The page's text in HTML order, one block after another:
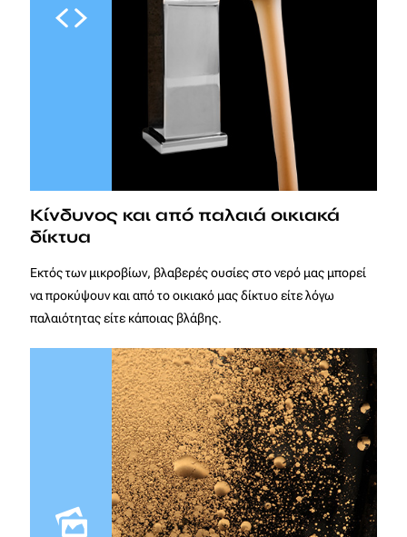
Κίνδυνος και από παλαιά οικιακά
δίκτυα
Εκτός των μικροβίων, βλαβερές ουσίες στο νερό μας μπορεί
να προκύψουν και από το οικιακό μας δίκτυο είτε λόγω
παλαιότητας είτε κάποιας βλάβης.